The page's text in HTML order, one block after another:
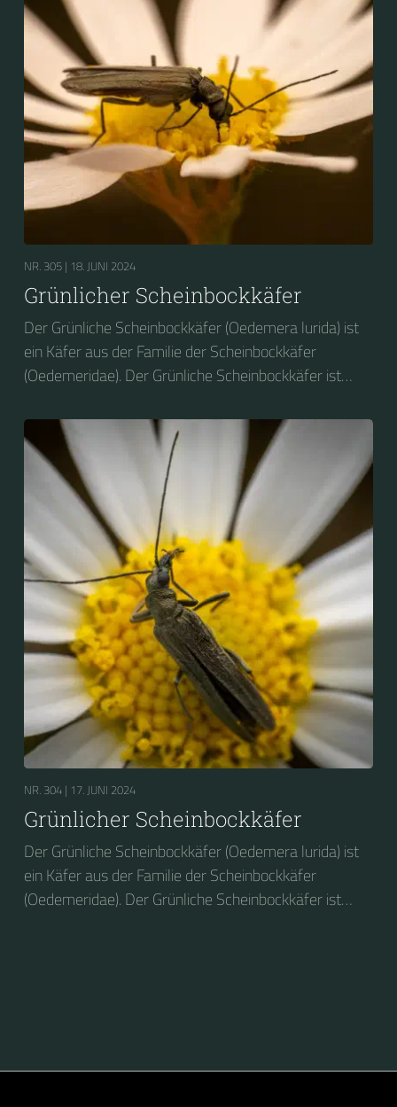
NR. 305 | 18. JUNI 2024
Grünlicher Scheinbockkäfer
Der Grünliche Scheinbockkäfer (Oedemera lurida) ist
ein Käfer aus der Familie der Scheinbockkäfer
(Oedemeridae). Der Grünliche Scheinbockkäfer ist
Scheinbockkäfer (Oedemera nobilis).
NR. 304 | 17. JUNI 2024
Grünlicher Scheinbockkäfer
Der Grünliche Scheinbockkäfer (Oedemera lurida) ist
ein Käfer aus der Familie der Scheinbockkäfer
(Oedemeridae). Der Grünliche Scheinbockkäfer ist